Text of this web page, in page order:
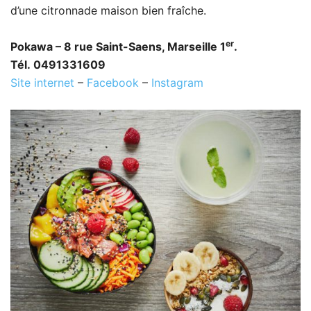
d’une citronnade maison bien fraîche.
Pokawa – 8 rue Saint-Saens, Marseille 1er.
Tél. 0491331609
Site internet – Facebook – Instagram